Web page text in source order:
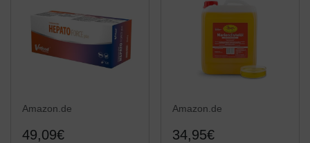
Amazon.de
49,09€
Amazon.de
34,95€